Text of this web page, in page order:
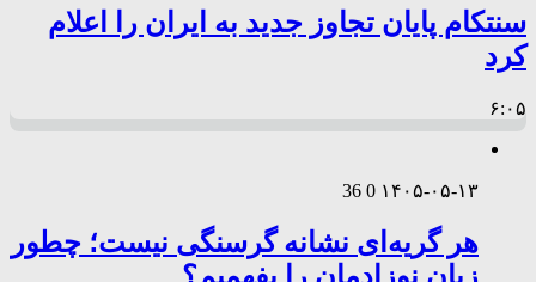
سنتکام پایان تجاوز جدید به ایران را اعلام
کرد
۶:۰۵
۱۴۰۵-۰۵-۱۳ 0
36
هر گریه‌ای نشانه گرسنگی نیست؛ چطور